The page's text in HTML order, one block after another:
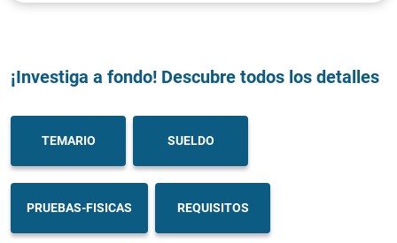
¡Investiga a fondo! Descubre todos los detalles
TEMARIO SUELDO
PRUEBAS-FISICAS REQUISITOS